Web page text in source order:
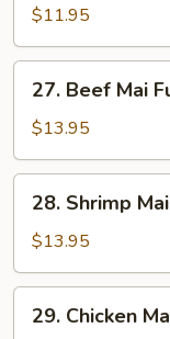
Mai
Fun
菜
$11.95
Beef
Mai
Fun
牛
27. Beef Mai
$13.95
Shrimp
Mai
Fun
虾
28. Shrimp
$13.95
Chicken
29. Chicken